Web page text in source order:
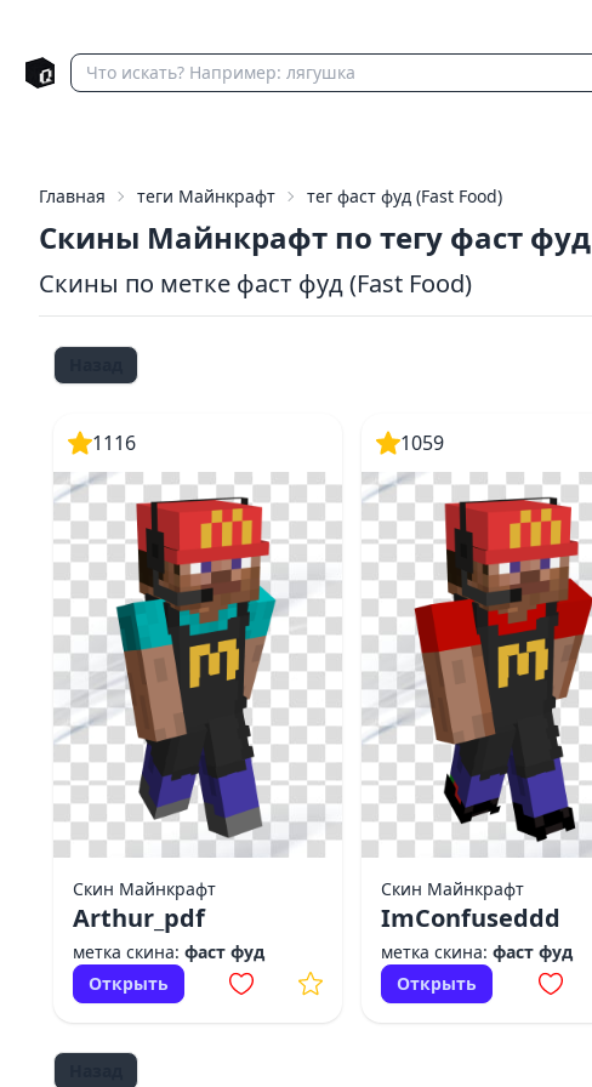
Главная теги Майнкрафт тег фаст фуд (Fast Food)
Скины Майнкрафт по тегу фаст фуд
Скины по метке фаст фуд (Fast Food)
1116
Скин Майнкрафт
Arthur_pdf
метка скина: фаст фуд
Открыть
1059
Скин Майнкрафт
ImConfuseddd
метка скина:фаст фуд
Открыть